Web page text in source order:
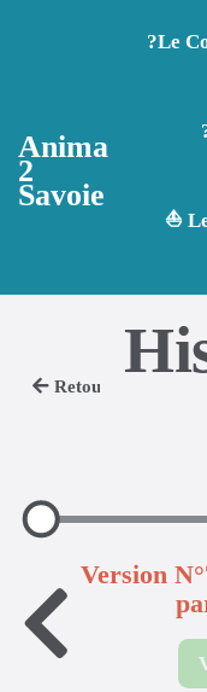
Aller au contenu
Anima
2
Savoie
?️Le
⛵
Retour
Version